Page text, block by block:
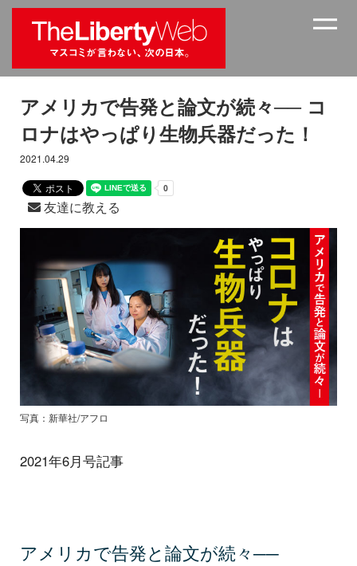
アメリカで告発と論文が続々── コ
ロナはやっぱり生物兵器だった！
2021.04.29
友達に教える
写真：新華社/アフロ
2021年6月号記事
アメリカで告発と論文が続々──